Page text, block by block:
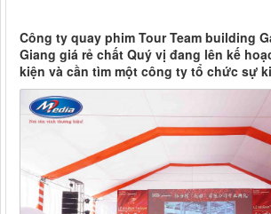
Công ty quay phim Tour Team building
Giang giá rẻ chất Quý vị đang lên kế
kiện và cần tìm một công ty tổ chức sự